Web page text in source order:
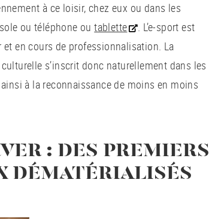
à ce loisir, chez eux ou dans les
ou téléphone outablette
. L’e-sport est
en cours de professionnalisation. La
s’inscrit donc naturellement dans les
à la reconnaissance de moins en moins
: DES PREMIERS
DÉMATÉRIALISÉS